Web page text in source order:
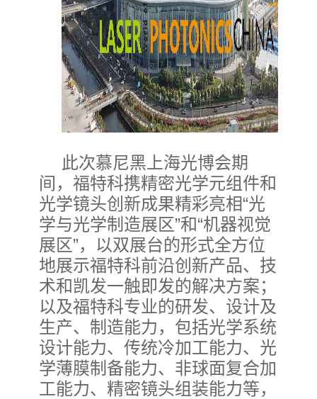
此次慕尼黑上海光博会期
间，福特科携精密光学元组件和
光学镜头创新成果精彩亮相“光
学与光学制造展区”和“机器视觉
展区”，以双展台的形式全方位
地展示福特科前沿创新产品、技
术和凯发一触即发的解决方案；
以及福特科专业的研发、设计及
生产、制造能力，包括光学系统
设计能力、传统冷加工能力、光
学薄膜制备能力、非球面复合加
工能力、精密镜头组装能力等，